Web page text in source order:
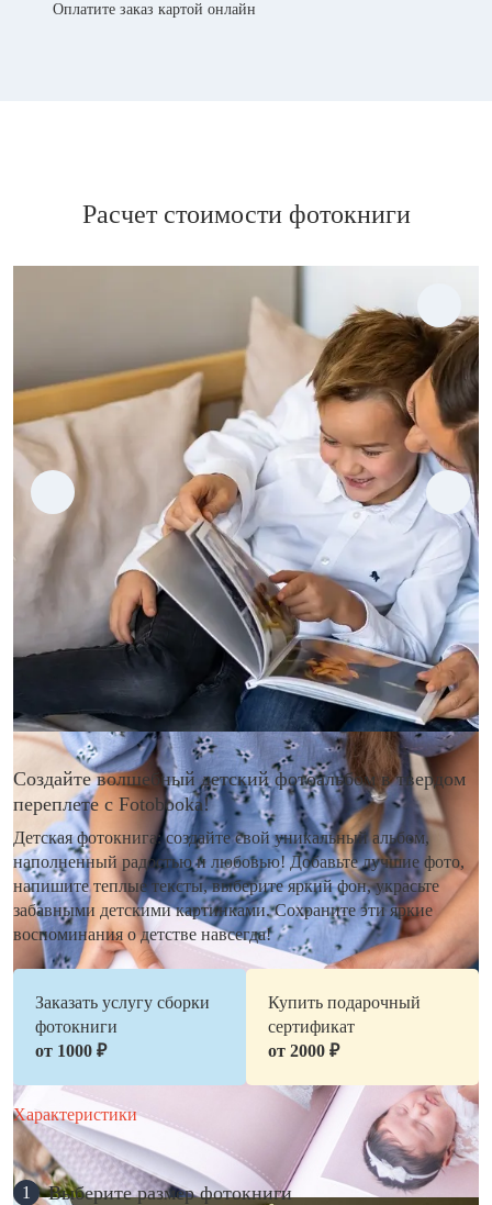
Оплатите заказ картой онлайн
Расчет стоимости фотокниги
Создайте волшебный детский фотоальбом в твердом
переплете с Fotobooka!
Детская фотокнига: создайте свой уникальный альбом,
наполненный радостью и любовью! Добавьте лучшие фото,
напишите теплые тексты, выберите яркий фон, украсьте
забавными детскими картинками. Сохраните эти яркие
воспоминания о детстве навсегда!
Заказать услугу сборки
фотокниги
от 1000 ₽
Купить подарочный
сертификат
от 2000 ₽
Характеристики
1 Выберите размер фотокниги